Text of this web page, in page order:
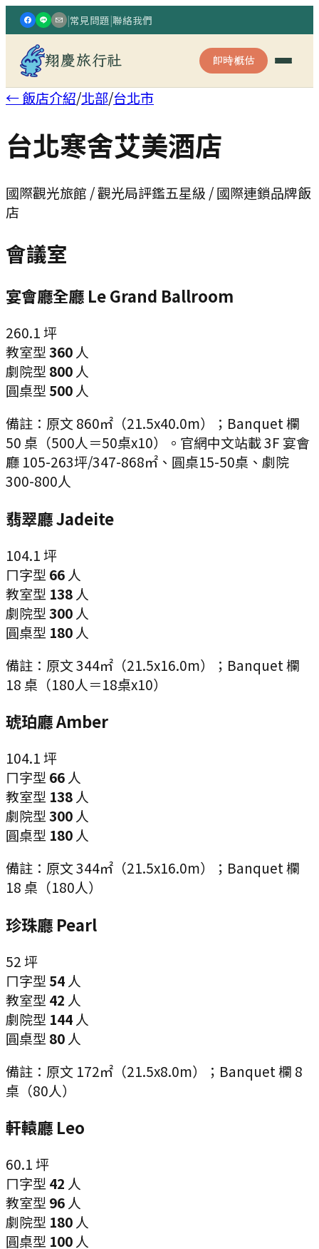
|常見問題|聯絡我們
翔慶旅行社 即時概估
← 飯店介紹/北部/台北市
台北寒舍艾美酒店
國際觀光旅館 / 觀光局評鑑五星級 / 國際連鎖品牌飯
店
會議室
宴會廳全廳 Le Grand Ballroom
260.1坪
教室型360人
劇院型 800人
圓桌型 500人
備註： 原文 860㎡（21.5x40.0m）；Banquet 欄
50 桌（500人＝50桌x10）。官網中文站載 3F 宴會
廳 105-263坪/347-868㎡、圓桌15-50桌、劇院
300-800人
翡翠廳 Jadeite
104.1坪
ㄇ字型 66 人
教室型 138 人
劇院型 300 人
圓桌型 180 人
備註： 原文 344㎡（21.5x16.0m）；Banquet 欄
18 桌（180人＝18桌x10）
琥珀廳 Amber
104.1坪
ㄇ字型 66 人
教室型 138 人
劇院型 300 人
圓桌型 180 人
備註： 原文 344㎡（21.5x16.0m）；Banquet 欄
18 桌（180人）
珍珠廳 Pearl
52坪
ㄇ字型 54 人
教室型 42 人
劇院型 144 人
圓桌型 80 人
備註： 原文 172㎡（21.5x8.0m）；Banquet 欄 8
桌（80人）
軒轅廳 Leo
60.1坪
ㄇ字型 42 人
教室型 96 人
劇院型 180 人
圓桌型 100 人